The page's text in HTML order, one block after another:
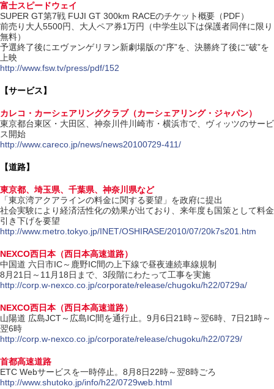
富士スピードウェイ
SUPER GT第7戦 FUJI GT 300km RACEのチケット概要（PDF）
前売り大人5500円、大人ペア券1万円（中学生以下は保護者同伴に限り
無料）
予選終了後にエヴァンゲリヲン新劇場版の“序”を、決勝終了後に“破”を
上映
http://www.fsw.tv/press/pdf/152
【サービス】
カレコ・カーシェアリングクラブ（カーシェアリング・ジャパン）
東京都台東区・大田区、神奈川件川崎市・横浜市で、ヴィッツのサービ
ス開始
http://www.careco.jp/news/news20100729-411/
【道路】
東京都、埼玉県、千葉県、神奈川県など
「東京湾アクアラインの料金に関する要望」を政府に提出
社会実験により経済活性化の効果が出ており、来年度も国策として料金
引き下げを要望
http://www.metro.tokyo.jp/INET/OSHIRASE/2010/07/20k7s201.htm
NEXCO西日本（西日本高速道路）
中国道 六日市IC～鹿野IC間の上下線で昼夜連続車線規制
8月21日～11月18日まで、3段階にわたって工事を実施
http://corp.w-nexco.co.jp/corporate/release/chugoku/h22/0729a/
NEXCO西日本（西日本高速道路）
山陽道 広島JCT～広島IC間を通行止。9月6日21時～翌6時、7日21時～
翌6時
http://corp.w-nexco.co.jp/corporate/release/chugoku/h22/0729/
首都高速道路
ETC Webサービスを一時停止。8月8日22時～翌8時ごろ
http://www.shutoko.jp/info/h22/0729web.html